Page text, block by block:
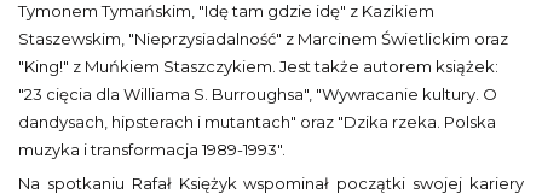
Tymonem Tymańskim, "Idę tam gdzie idę" z Kazikiem
Staszewskim, "Nieprzysiadalność" z Marcinem Świetlickim oraz
"King!" z Muńkiem Staszczykiem. Jest także autorem książek:
"23 cięcia dla Williama S. Burroughsa", "Wywracanie kultury. O
dandysach, hipsterach i mutantach" oraz "Dzika rzeka. Polska
muzyka i transformacja 1989-1993".
Na spotkaniu Rafał Księżyk wspominał początki swojej kariery